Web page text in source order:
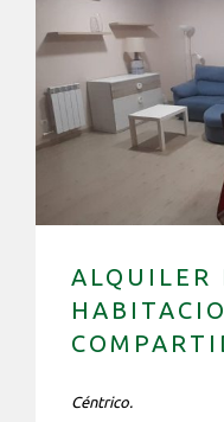
ALQUILER
Céntrico.